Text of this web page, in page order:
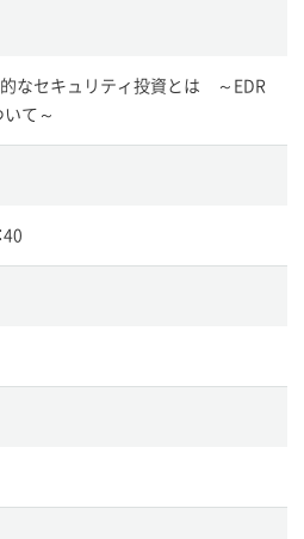
なセキュリティ投資とは ～EDR
て～
40